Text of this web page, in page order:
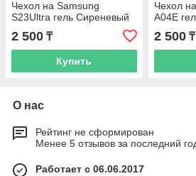
Чехол на Samsung
S23Ultra гель Сиреневый
2 500 ₸
Купить
Чехол
A04E
2 500₸
О нас
Рейтинг не сформирован
Менее 5 отзывов за последний
Работает с 06.06.2017